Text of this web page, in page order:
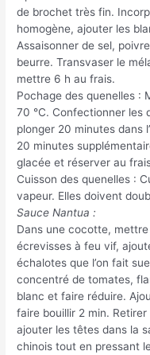
de brochet très fin.
homogène, ajouter les
Assaisonner de sel,
beurre. Transvaser le
mettre 6 h au frais.
Pochage des quenelles :
70 °C. Confectionner les
plonger 20 minutes dans
20 minutes
glacée et réserver au
Cuisson des quenelles :
vapeur. Elles doivent
Sauce Nantua :
Dans une cocotte, mettre
écrevisses à feu vif,
échalotes que l’on fait
concentré de tomates,
blanc et faire réduire.
faire bouillir 2 min.
ajouter les têtes dans la
chinois tout en pressant